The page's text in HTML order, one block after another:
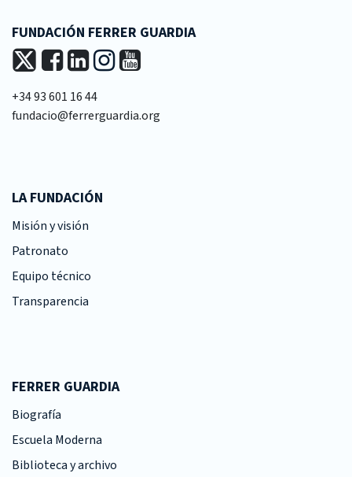
FUNDACIÓN FERRER GUARDIA
+34 93 601 16 44
fundacio@ferrerguardia.org
LA FUNDACIÓN
Misión y visión
Patronato
Equipo técnico
Transparencia
FERRER GUARDIA
Biografía
Escuela Moderna
Biblioteca y archivo